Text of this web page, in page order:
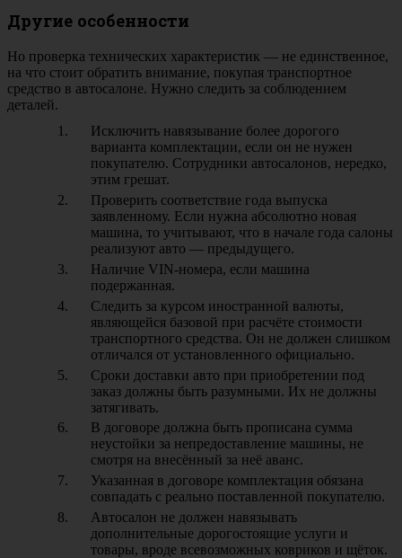
Другие особенности
Но проверка технических характеристик — не единственное,
на что стоит обратить внимание, покупая транспортное
средство в автосалоне. Нужно следить за соблюдением
деталей.
Исключить навязывание более дорогого
варианта комплектации, если он не нужен
покупателю. Сотрудники автосалонов, нередко,
этим грешат.
Проверить соответствие года выпуска
заявленному. Если нужна абсолютно новая
машина, то учитывают, что в начале года салоны
реализуют авто — предыдущего.
Наличие VIN-номера, если машина
подержанная.
Следить за курсом иностранной валюты,
являющейся базовой при расчёте стоимости
транспортного средства. Он не должен слишком
отличался от установленного официально.
Сроки доставки авто при приобретении под
заказ должны быть разумными. Их не должны
затягивать.
В договоре должна быть прописана сумма
неустойки за непредоставление машины, не
смотря на внесённый за неё аванс.
Указанная в договоре комплектация обязана
совпадать с реально поставленной покупателю.
Автосалон не должен навязывать
дополнительные дорогостоящие услуги и
товары, вроде всевозможных ковриков и щёток.